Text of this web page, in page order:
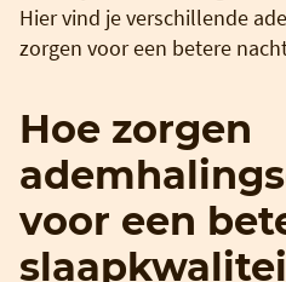
Hier vind je verschillende
zorgen voor een betere
Hoe zorgen
voor een